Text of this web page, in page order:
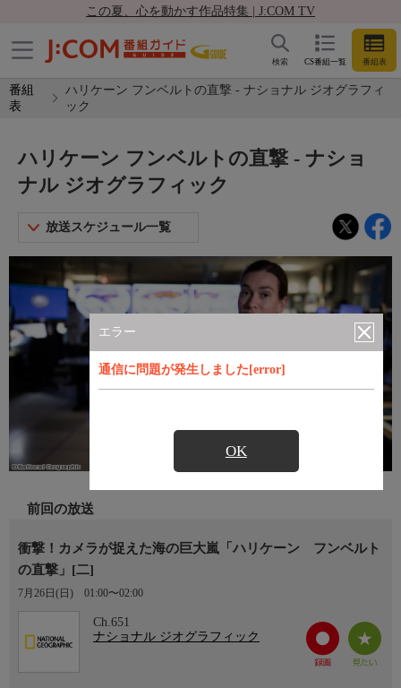
この夏、心を動かす作品特集 | J:COM TV
CS番組一覧 番組表
検索
番組
表
ハリケーン フンベルトの直撃 - ナショナル ジオグラフィ
ック
エラー
通信に問題が発生しました[error]
OK
ハリケーン フンベルトの直撃 - ナショ
ナル ジオグラフィック
放送スケジュール一覧
前回の放送
衝撃！カメラが捉えた海の巨大嵐「ハリケーン フンベルト
の直撃」[二]
7月26日(日) 01:00〜02:00
Ch.651
ナショナル ジオグラフィック